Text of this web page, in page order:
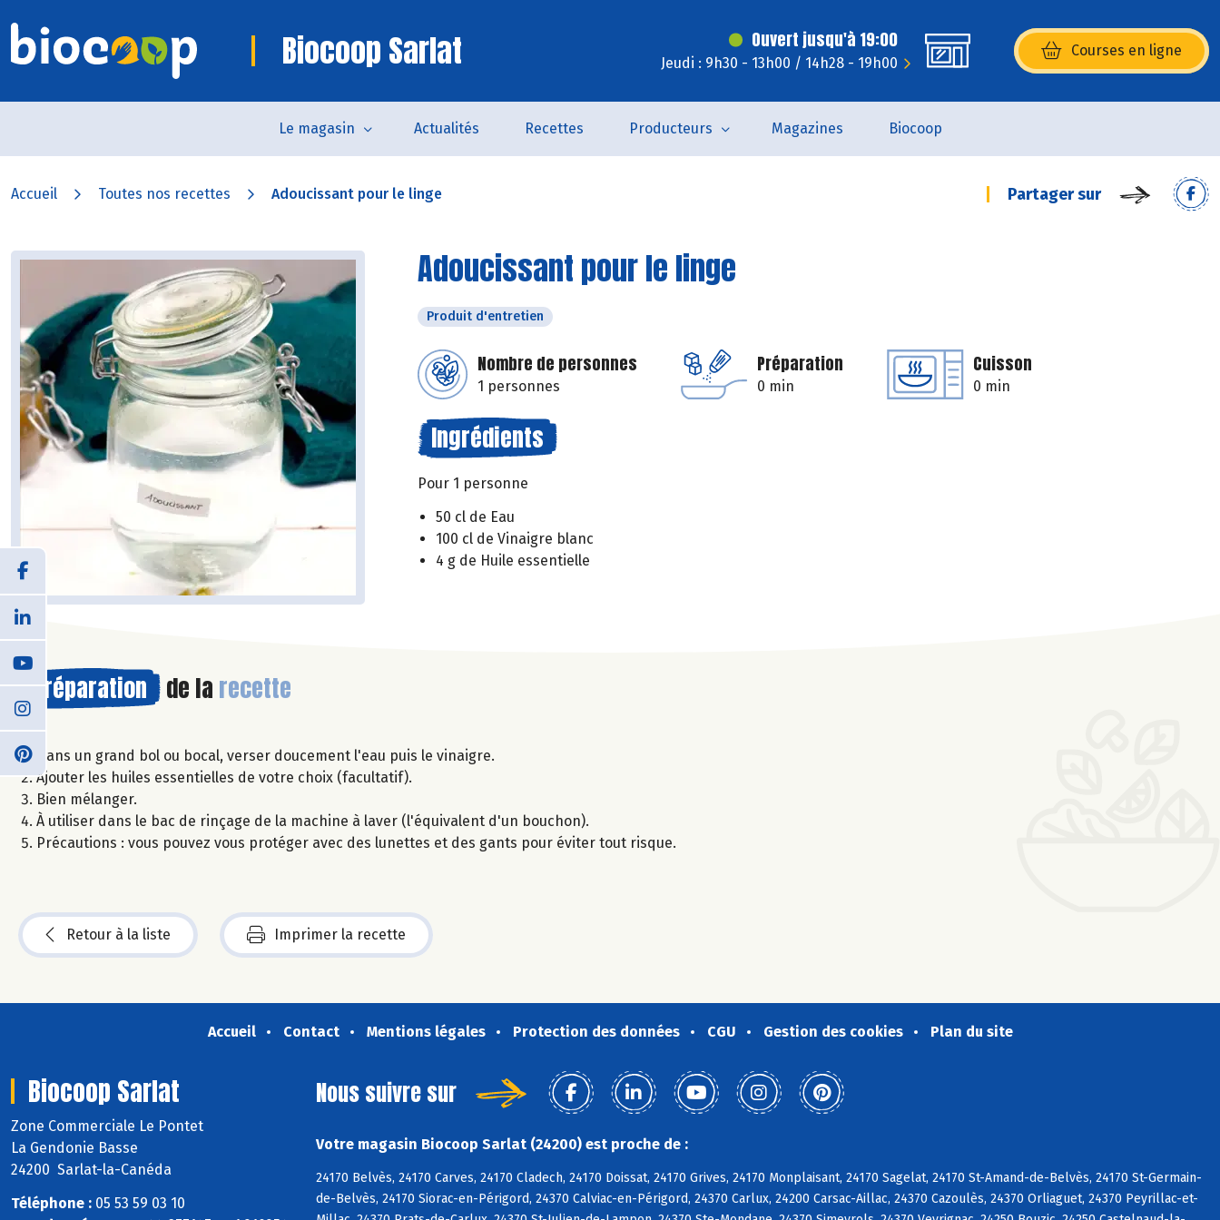
Biocoop Sarlat Ouvert jusqu'à 19:00
Jeudi : 9h30 - 13h00 / 14h28 - 19h00
Courses en ligne
(s’ouvre dans une nouvelle
Le magasin Actualités Recettes Producteurs Magazines Biocoop
Accueil Toutes nos recettes Adoucissant pour le linge Partager sur
Adoucissant pour le linge
Produit d'entretien
Nombre de personnes
1 personnes
Préparation
0 min
Cuisson
0 min
Ingrédients
Pour 1 personne
50 cl de Eau
100 cl de Vinaigre blanc
4 g de Huile essentielle
Préparation de la recette
Dans un grand bol ou bocal, verser doucement l'eau puis le vinaigre.
Ajouter les huiles essentielles de votre choix (facultatif).
Bien mélanger.
À utiliser dans le bac de rinçage de la machine à laver (l'équivalent d'un bouchon).
Précautions : vous pouvez vous protéger avec des lunettes et des gants pour éviter tout risque.
Retour à la liste Imprimer la recette
Accueil Contact Mentions légales Protection des données CGU Gestion des cookies Plan du site
Biocoop Sarlat
Zone Commerciale Le Pontet
La Gendonie Basse
24200 Sarlat-la-Canéda
Téléphone : 05 53 59 03 10
Nous suivre sur
Votre magasin Biocoop Sarlat (24200) est proche de :
24170 Belvès, 24170 Carves, 24170 Cladech, 24170 Doissat, 24170 Grives, 24170 Monplaisant, 24170 Sagelat, 24170 St-Amand-de-Belvès, 24170 St-Germain-
de-Belvès, 24170 Siorac-en-Périgord, 24370 Calviac-en-Périgord, 24370 Carlux, 24200 Carsac-Aillac, 24370 Cazoulès, 24370 Orliaguet, 24370 Peyrillac-et-